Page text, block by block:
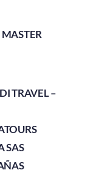
TRAVEL –
SAS